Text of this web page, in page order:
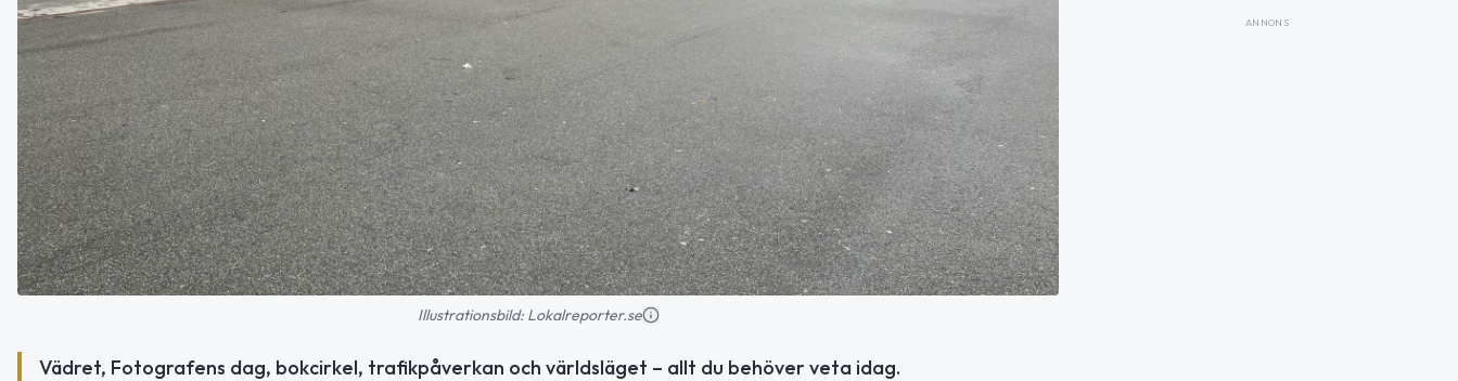
Illustrationsbild: Lokalreporter.se
Vädret, Fotografens dag, bokcirkel, trafikpåverkan och världsläget – allt du behöver veta idag.
ANNONS